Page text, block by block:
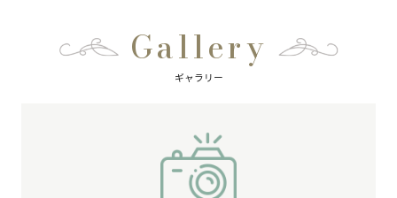
Gallery
ギャラリー